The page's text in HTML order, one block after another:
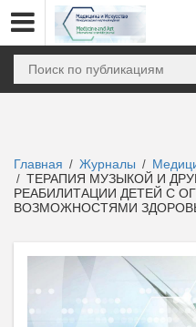
Главная / Журналы /
/ ТЕРАПИЯ МУЗЫКОЙ И
РЕАБИЛИТАЦИИ ДЕТЕЙ С
ВОЗМОЖНОСТЯМИ